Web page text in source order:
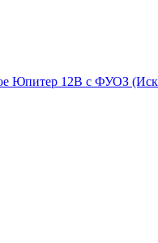
Юпитер 12В с ФУОЗ